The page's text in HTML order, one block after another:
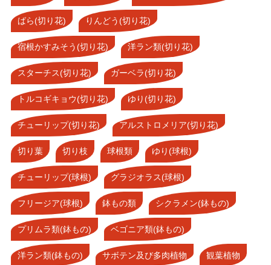
ばら(切り花) りんどう(切り花)
宿根かすみそう(切り花) 洋ラン類(切り花)
スターチス(切り花) ガーベラ(切り花)
トルコギキョウ(切り花) ゆり(切り花)
チューリップ(切り花) アルストロメリア(切り花)
切り葉 切り枝 球根類 ゆり(球根)
チューリップ(球根) グラジオラス(球根)
フリージア(球根) 鉢もの類 シクラメン(鉢もの)
プリムラ類(鉢もの) ベゴニア類(鉢もの)
洋ラン類(鉢もの) サボテン及び多肉植物 観葉植物